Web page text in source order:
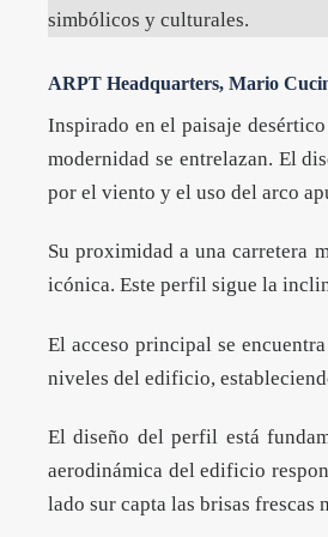
simbólicos y culturales.
ARPT Headquarters, Mario
Inspirado en el paisaje
modernidad se entrelazan. El
por el viento y el uso del arco
Su proximidad a una carretera
icónica. Este perfil sigue la
El acceso principal se
niveles del edificio,
El diseño del perfil está
aerodinámica del edificio
lado sur capta las brisas